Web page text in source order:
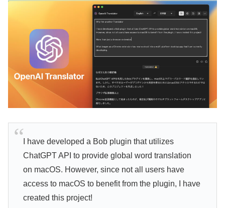
I have developed a Bob plugin that utilizes
ChatGPT API to provide global word translation
on macOS. However, since not all users have
access to macOS to benefit from the plugin, I have
created this project!